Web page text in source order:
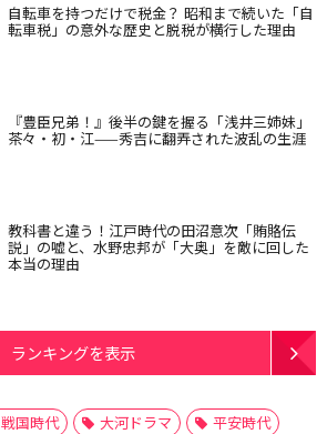
自転車を持つだけで税金？ 昭和まで続いた「自
転車税」の意外な歴史と脱税が横行した理由
『豊臣兄弟！』後半の鍵を握る「浅井三姉妹」
茶々・初・江——秀吉に翻弄された波乱の生涯
教科書と違う！江戸時代の田沼意次「賄賂伝
説」の嘘と、水野忠邦が「大奥」を敵に回した
本当の理由
ランキングを表示
戦国時代 大河ドラマ
平安時代